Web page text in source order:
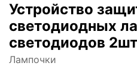
Устройство
светодиодных
светодиодов
LED
Лампочки